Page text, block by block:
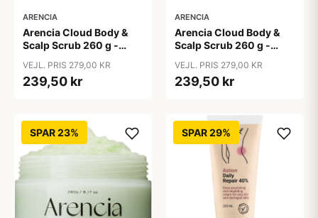
ARENCIA
Arencia Cloud Body &
Scalp Scrub 260 g -
VEJL. PRIS 279,00 KR
239,50 kr
ARENCIA
Arencia Cloud Body &
Scalp Scrub 260 g -
VEJL. PRIS 279,00 KR
239,50 kr
SPAR 23% SPAR 29%